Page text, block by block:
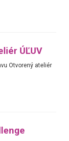
ÚĽUV
Otvorený ateliér